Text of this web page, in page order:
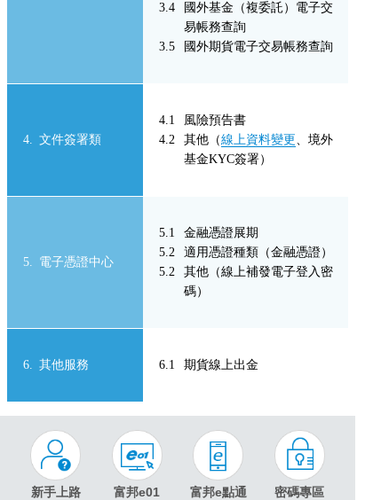
國外基金（複委託）電子交
易帳務查詢
國外期貨電子交易帳務查詢
文件簽署類
風險預告書
其他（線上資料變更、境外
基金KYC簽署）
電子憑證中心
金融憑證展期
適用憑證種類（金融憑證）
其他（線上補發電子登入密
碼）
其他服務 期貨線上出金
新手上路 富邦e01 富邦e點通 密碼專區